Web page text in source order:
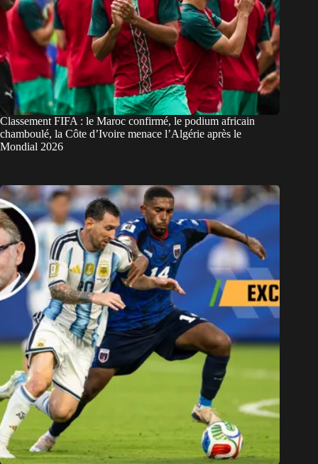
Classement FIFA : le Maroc confirmé, le podium africain
chamboulé, la Côte d’Ivoire menace l’Algérie après le
Mondial 2026